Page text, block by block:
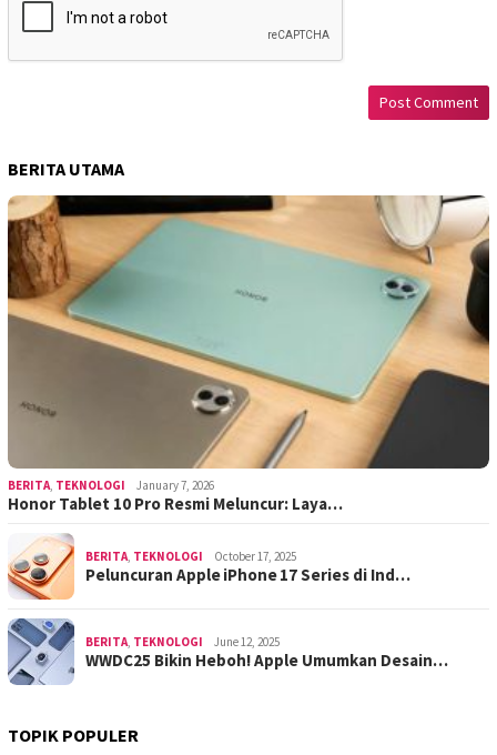
BERITA UTAMA
BERITA TEKNOLOGI January 7, 2026
Honor Tablet 10 Pro Resmi Meluncur: Laya…
BERITA TEKNOLOGI October 17, 2025
Peluncuran Apple iPhone 17 Series di Ind…
BERITA TEKNOLOGI June 12, 2025
WWDC25 Bikin Heboh! Apple Umumkan Desain…
TOPIK POPULER